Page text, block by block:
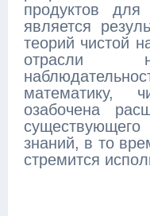
продуктов
является
теорий чистой
отрасли
математику,
озабочена
знаний, в то
стремится